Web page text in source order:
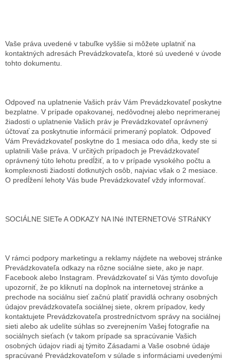
Vaše práva uvedené v tabuľke vyššie si môžete uplatniť na
kontaktných adresách Prevádzkovateľa, ktoré sú uvedené v úvode
tohto dokumentu.
Odpoveď na uplatnenie Vašich práv Vám Prevádzkovateľ poskytne
bezplatne. V prípade opakovanej, nedôvodnej alebo neprimeranej
žiadosti o uplatnenie Vašich práv je Prevádzkovateľ oprávnený
účtovať za poskytnutie informácií primeraný poplatok. Odpoveď
Vám Prevádzkovateľ poskytne do 1 mesiaca odo dňa, kedy ste si
uplatnili Vaše práva. V určitých prípadoch je Prevádzkovateľ
oprávnený túto lehotu predĺžiť, a to v prípade vysokého počtu a
komplexnosti žiadostí dotknutých osôb, najviac však o 2 mesiace.
O predĺžení lehoty Vás bude Prevádzkovateľ vždy informovať.
SOCIÁLNE SIETe A ODKAZY NA INé INTERNETOVé STRáNKY
V rámci podpory marketingu a reklamy nájdete na webovej stránke
Prevádzkovateľa odkazy na rôzne sociálne siete, ako je napr.
Facebook alebo Instagram. Prevádzkovateľ si Vás týmto dovoľuje
upozorniť, že po kliknutí na doplnok na internetovej stránke a
prechode na sociálnu sieť začnú platiť pravidlá ochrany osobných
údajov prevádzkovateľa sociálnej siete, okrem prípadov, kedy
kontaktujete Prevádzkovateľa prostredníctvom správy na sociálnej
sieti alebo ak udelíte súhlas so zverejnením Vašej fotografie na
sociálnych sieťach (v takom prípade sa spracúvanie Vašich
osobných údajov riadi aj týmito Zásadami a Vaše osobné údaje
spracúvané Prevádzkovateľom v súlade s informáciami uvedenými